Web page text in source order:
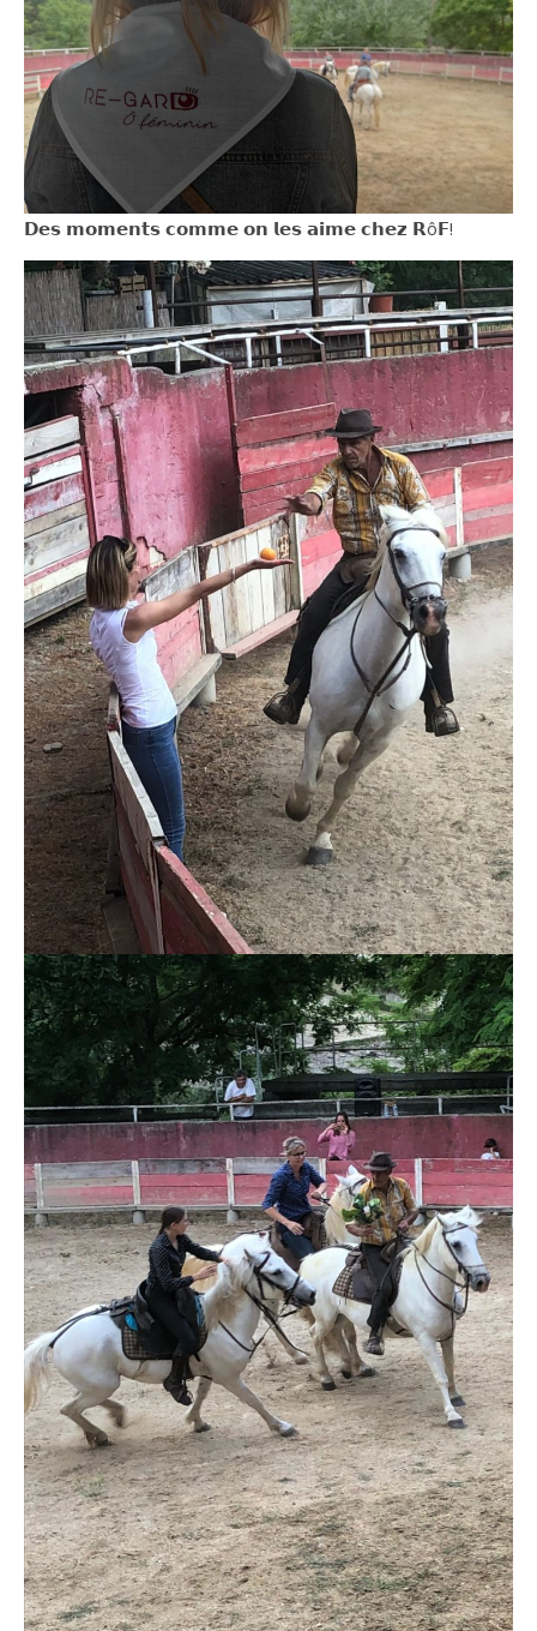
𝗗𝗲𝘀 𝗺𝗼𝗺𝗲𝗻𝘁𝘀 𝗰𝗼𝗺𝗺𝗲 𝗼𝗻 𝗹𝗲𝘀 𝗮𝗶𝗺𝗲 𝗰𝗵𝗲𝘇 𝗥ô𝗙!